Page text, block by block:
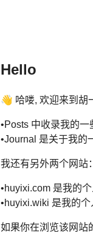
Hello
👋 哈喽, 欢迎来到胡
Posts 中收录我的一
Journal 是关于我的
我还有另外两个网站：
huyixi.com 是我的个
huyixi.wiki 是我的
如果你在浏览该网站